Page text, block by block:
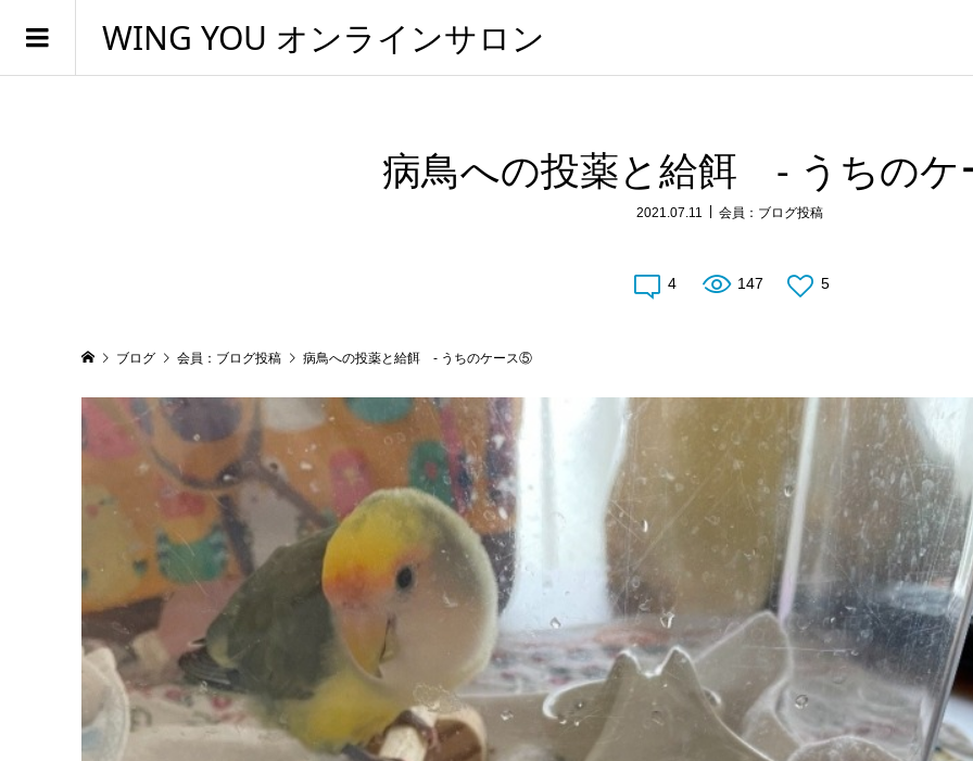
WING YOU オンラインサロン
病鳥への投薬と給餌 - うちの
2021.07.11 会員：ブログ投稿
4 147 5
ブログ 会員：ブログ投稿 病鳥への投薬と給餌 - うちのケース⑤